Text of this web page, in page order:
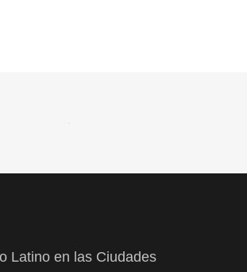
Latino en las Ciudades